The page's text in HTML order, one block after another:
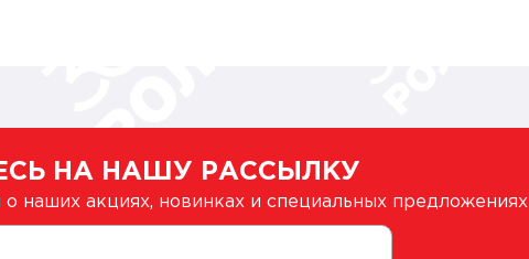
НА НАШУ РАССЫЛКУ
наших акциях, новинках и специальных предложениях